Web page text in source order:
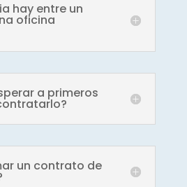
hay entre un
oficina
a primeros
un contrato de